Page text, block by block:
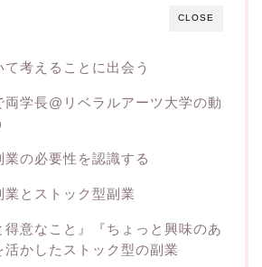
CLOSE
て考えることに出会う
両学長@リベラルアーツ大学の動
業の必要性を認識する
業とストック型副業
得意なこと』『ちょっと興味のあ
活かしたストック型の副業